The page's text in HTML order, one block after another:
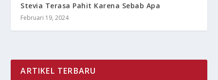
Stevia Terasa Pahit Karena Sebab Apa
Februari 19, 2024
ARTIKEL TERBARU